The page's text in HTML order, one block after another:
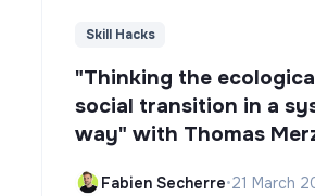
Skill Hacks
"Thinking the
social transition in a
way" with Thomas
Fabien Secherre•21 March